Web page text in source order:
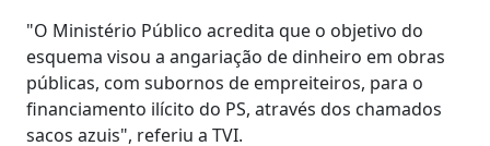
"O Ministério Público acredita que o objetivo do
esquema visou a angariação de dinheiro em obras
públicas, com subornos de empreiteiros, para o
financiamento ilícito do PS, através dos chamados
sacos azuis", referiu a TVI.